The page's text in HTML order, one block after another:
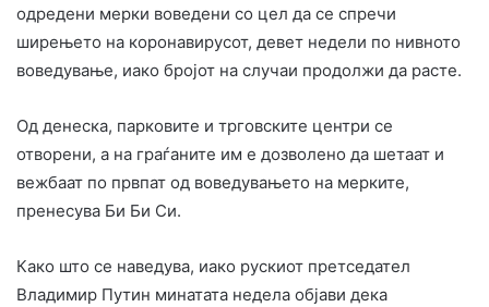
одредени мерки воведени со цел да се спречи
ширењето на коронавирусот, девет недели по нивното
воведување, иако бројот на случаи продолжи да расте.
Од денеска, парковите и трговските центри се
отворени, а на граѓаните им е дозволено да шетаат и
вежбаат по првпат од воведувањето на мерките,
пренесува Би Би Си.
Како што се наведува, иако рускиот претседател
Владимир Путин минатата недела објави дека